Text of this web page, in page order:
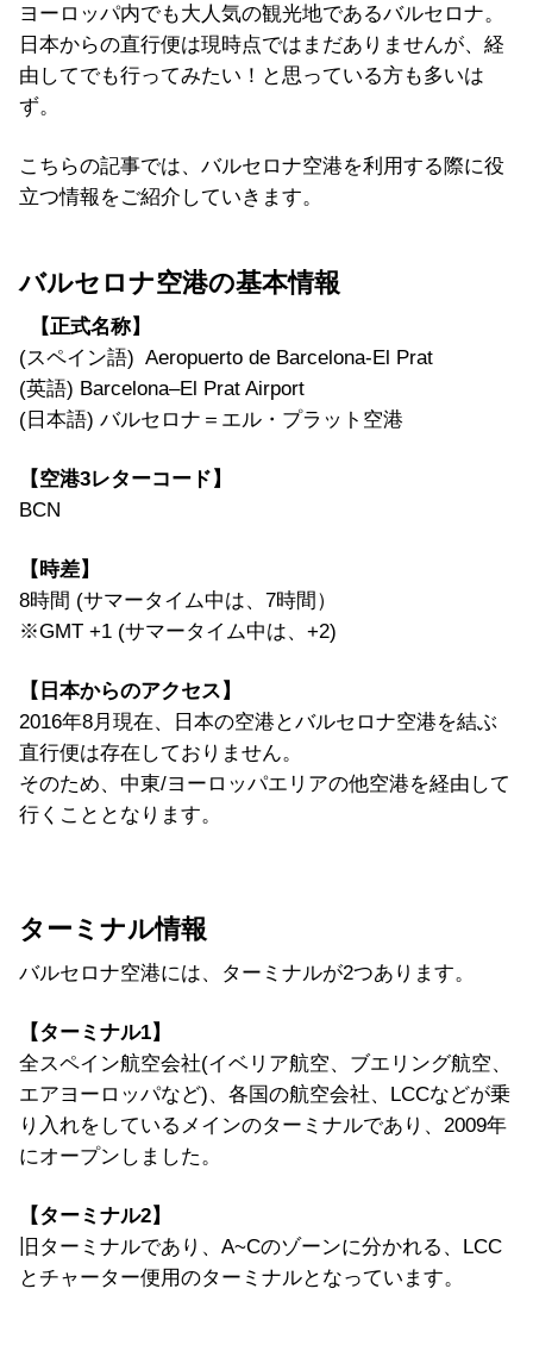
ヨーロッパ内でも大人気の観光地であるバルセロナ。
日本からの直行便は現時点ではまだありませんが、経
由してでも行ってみたい！と思っている方も多いは
ず。
こちらの記事では、バルセロナ空港を利用する際に役
立つ情報をご紹介していきます。
バルセロナ空港の基本情報
【正式名称】
(スペイン語) Aeropuerto de Barcelona-El Prat
(英語) Barcelona–El Prat Airport
(日本語) バルセロナ＝エル・プラット空港
【空港3レターコード】
BCN
【時差】
8時間 (サマータイム中は、7時間）
※GMT +1 (サマータイム中は、+2)
【日本からのアクセス】
2016年8月現在、日本の空港とバルセロナ空港を結ぶ
直行便は存在しておりません。
そのため、中東/ヨーロッパエリアの他空港を経由して
行くこととなります。
ターミナル情報
バルセロナ空港には、ターミナルが2つあります。
【ターミナル1】
全スペイン航空会社(イベリア航空、ブエリング航空、
エアヨーロッパなど)、各国の航空会社、LCCなどが乗
り入れをしているメインのターミナルであり、2009年
にオープンしました。
【ターミナル2】
旧ターミナルであり、A~Cのゾーンに分かれる、LCC
とチャーター便用のターミナルとなっています。